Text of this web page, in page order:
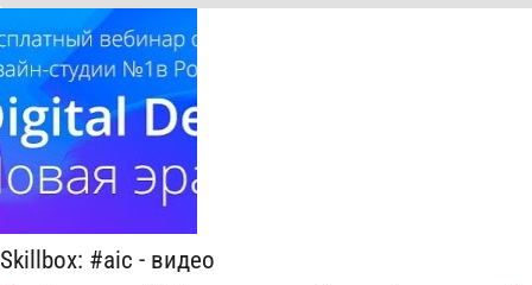
Skillbox: #aic - видео